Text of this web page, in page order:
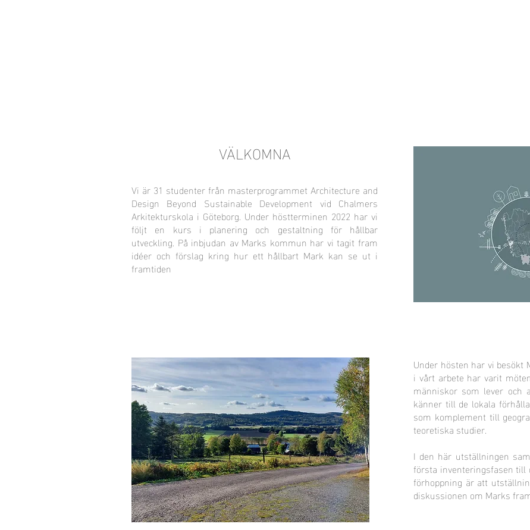
VÄLKOMNA
Vi är 31 studenter från masterprogrammet Architecture and
Design Beyond Sustainable Development vid Chalmers
Arkitekturskola i Göteborg. Under höstterminen 2022 har vi
följt en kurs i planering och gestaltning för hållbar
utveckling. På inbjudan av Marks kommun har vi tagit fram
idéer och förslag kring hur ett hållbart Mark kan se ut i
framtiden
Under hösten har vi besökt
i vårt arbete har varit
människor som lever och
känner till de lokala
som komplement till
teoretiska studier.
I den här utställningen
första inventeringsfasen till
förhoppning är att
diskussionen om Marks